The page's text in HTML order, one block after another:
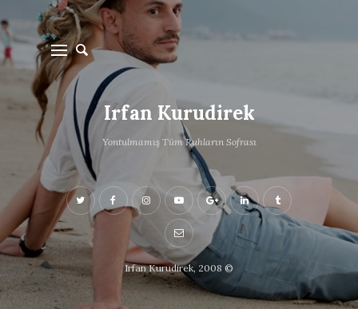
Irfan Kurudirek
Yontulmamış Tüm Ruhların Sofrası
Irfan Kurudirek, 2008 ©